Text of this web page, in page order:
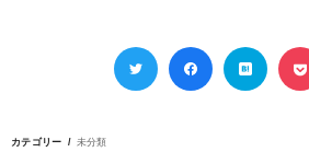
カテゴリー 未分類